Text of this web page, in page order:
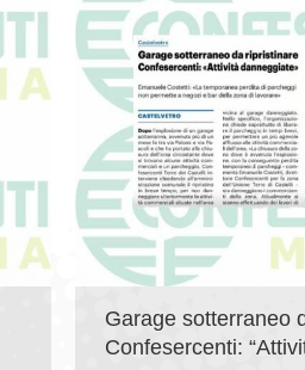
Garage sotterraneo
Confesercenti: